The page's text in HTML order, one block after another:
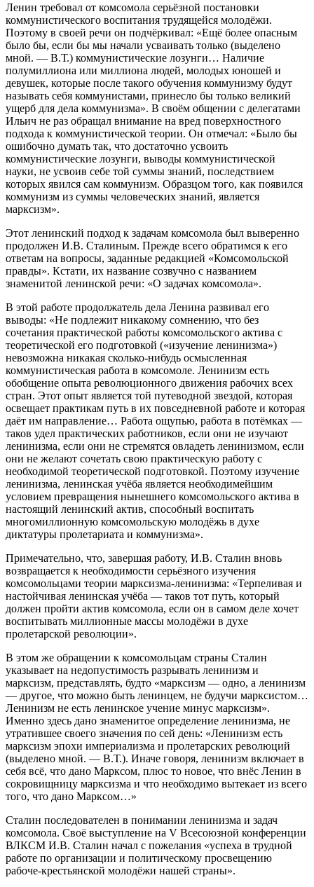
Ленин требовал от комсомола серьёзной постановки
коммунистического воспитания трудящейся молодёжи.
Поэтому в своей речи он подчёркивал: «Ещё более опасным
было бы, если бы мы начали усваивать только (выделено
мной. — В.Т.) коммунистические лозунги… Наличие
полумиллиона или миллиона людей, молодых юношей и
девушек, которые после такого обучения коммунизму будут
называть себя коммунистами, принесло бы только великий
ущерб для дела коммунизма». В своём общении с делегатами
Ильич не раз обращал внимание на вред поверхностного
подхода к коммунистической теории. Он отмечал: «Было бы
ошибочно думать так, что достаточно усвоить
коммунистические лозунги, выводы коммунистической
науки, не усвоив себе той суммы знаний, последствием
которых явился сам коммунизм. Образцом того, как появился
коммунизм из суммы человеческих знаний, является
марксизм».
Этот ленинский подход к задачам комсомола был выверенно
продолжен И.В. Сталиным. Прежде всего обратимся к его
ответам на вопросы, заданные редакцией «Комсомольской
правды». Кстати, их название созвучно с названием
знаменитой ленинской речи: «О задачах комсомола».
В этой работе продолжатель дела Ленина развивал его
выводы: «Не подлежит никакому сомнению, что без
сочетания практической работы комсомольского актива с
теоретической его подготовкой («изучение ленинизма»)
невозможна никакая сколько-нибудь осмысленная
коммунистическая работа в комсомоле. Ленинизм есть
обобщение опыта революционного движения рабочих всех
стран. Этот опыт является той путеводной звездой, которая
освещает практикам путь в их повседневной работе и которая
даёт им направление… Работа ощупью, работа в потёмках —
таков удел практических работников, если они не изучают
ленинизма, если они не стремятся овладеть ленинизмом, если
они не желают сочетать свою практическую работу с
необходимой теоретической подготовкой. Поэтому изучение
ленинизма, ленинская учёба является необходимейшим
условием превращения нынешнего комсомольского актива в
настоящий ленинский актив, способный воспитать
многомиллионную комсомольскую молодёжь в духе
диктатуры пролетариата и коммунизма».
Примечательно, что, завершая работу, И.В. Сталин вновь
возвращается к необходимости серьёзного изучения
комсомольцами теории марксизма-ленинизма: «Терпеливая и
настойчивая ленинская учёба — таков тот путь, который
должен пройти актив комсомола, если он в самом деле хочет
воспитывать миллионные массы молодёжи в духе
пролетарской революции».
В этом же обращении к комсомольцам страны Сталин
указывает на недопустимость разрывать ленинизм и
марксизм, представлять, будто «марксизм — одно, а ленинизм
— другое, что можно быть ленинцем, не будучи марксистом…
Ленинизм не есть ленинское учение минус марксизм».
Именно здесь дано знаменитое определение ленинизма, не
утратившее своего значения по сей день: «Ленинизм есть
марксизм эпохи империализма и пролетарских революций
(выделено мной. — В.Т.). Иначе говоря, ленинизм включает в
себя всё, что дано Марксом, плюс то новое, что внёс Ленин в
сокровищницу марксизма и что необходимо вытекает из всего
того, что дано Марксом…»
Сталин последователен в понимании ленинизма и задач
комсомола. Своё выступление на V Всесоюзной конференции
ВЛКСМ И.В. Сталин начал с пожелания «успеха в трудной
работе по организации и политическому просвещению
рабоче-крестьянской молодёжи нашей страны».